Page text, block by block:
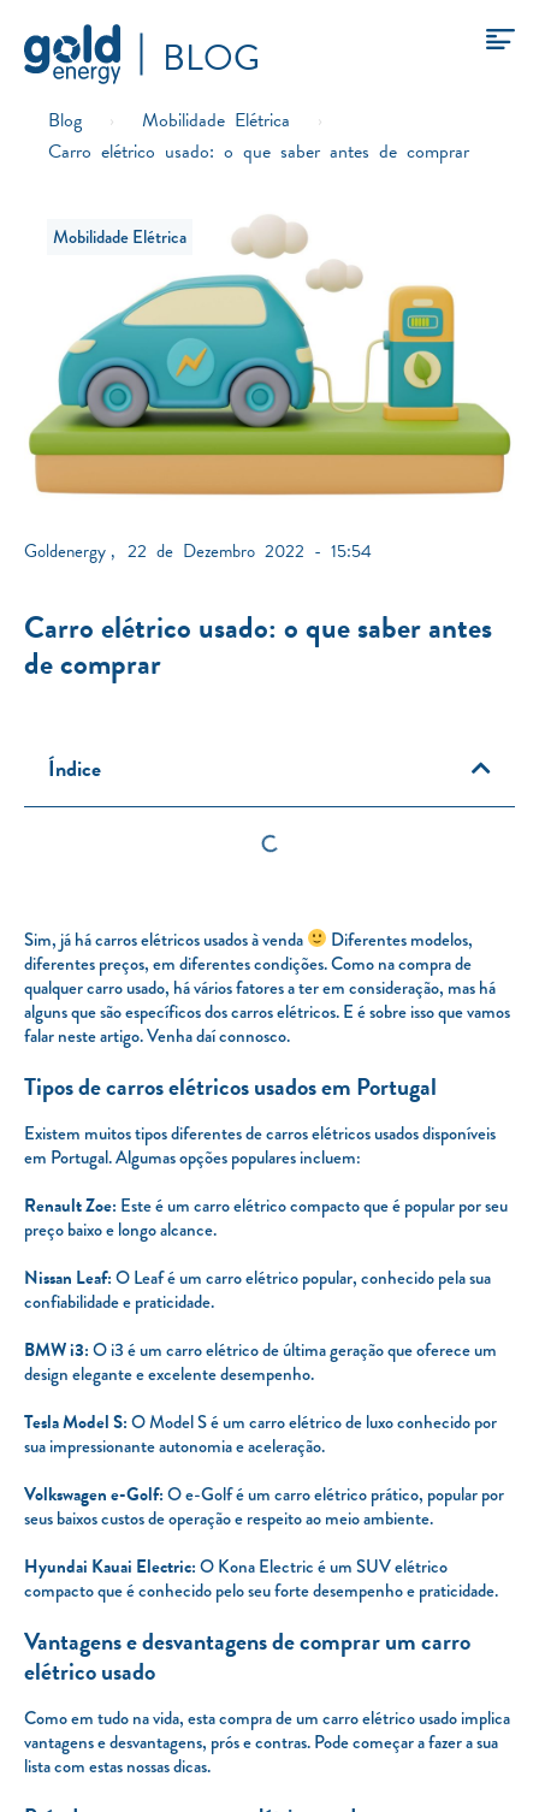
BLOG
Blog › Mobilidade Elétrica
›
Carro elétrico usado: o que saber antes de comprar
Mobilidade Elétrica
Goldenergy 22 de Dezembro 2022 - 15:54
Carro elétrico usado: o que saber antes
de comprar
Índice
Sim, já há carros elétricos usados à venda
Diferentes modelos,
diferentes preços, em diferentes condições. Como na compra de
qualquer carro usado, há vários fatores a ter em consideração, mas há
alguns que são específicos dos carros elétricos. E é sobre isso que vamos
falar neste artigo. Venha daí connosco.
Tipos de carros elétricos usados em Portugal
Existem muitos tipos diferentes de carros elétricos usados disponíveis
em Portugal. Algumas opções populares incluem:
Renault Zoe: Este é um carro elétrico compacto que é popular por seu
preço baixo e longo alcance.
Nissan Leaf:O Leaf é um carro elétrico popular, conhecido pela sua
confiabilidade e praticidade.
BMW i3:O i3 é um carro elétrico de última geração que oferece um
design elegante e excelente desempenho.
Tesla Model S:O Model S é um carro elétrico de luxo conhecido por
sua impressionante autonomia e aceleração.
Volkswagen e-Golf:O e-Golf é um carro elétrico prático, popular por
seus baixos custos de operação e respeito ao meio ambiente.
Hyundai Kauai Electric:O Kona Electric é um SUV elétrico
compacto que é conhecido pelo seu forte desempenho e praticidade.
Vantagens e desvantagens de comprar um carro
elétrico usado
Como em tudo na vida, esta compra de um carro elétrico usado implica
vantagens e desvantagens, prós e contras. Pode começar a fazer a sua
lista com estas nossas dicas.